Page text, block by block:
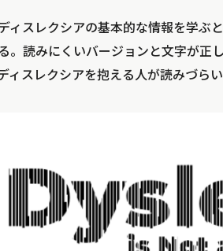
ィスレクシアの基本的な情報を学ぶ
。読みにくいバージョンと文字が正
ィスレクシアを抱える人が読みづら